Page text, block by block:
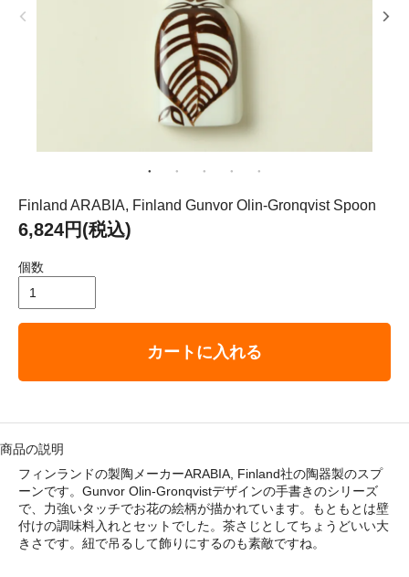
Finland ARABIA, Finland Gunvor Olin-Gronqvist Spoon
6,824円(税込)
個数
カートに入れる
商品の説明
フィンランドの製陶メーカーARABIA, Finland社の陶器製のスプ
ーンです。Gunvor Olin-Gronqvistデザインの手書きのシリーズ
で、力強いタッチでお花の絵柄が描かれています。もともとは壁
付けの調味料入れとセットでした。茶さじとしてちょうどいい大
きさです。紐で吊るして飾りにするのも素敵ですね。
下記の期間につきまして夏季休業とさせていただきます。 期間中は
ただけますが、ご対応が8月17日以降にさせていただく場合がござい
かけ致しますが、何卒ご了承くださいますよう お願い申し上げます
平成29年8月11日（金）－ 8月16日（水）
ホーム＆インテリア
・配送について